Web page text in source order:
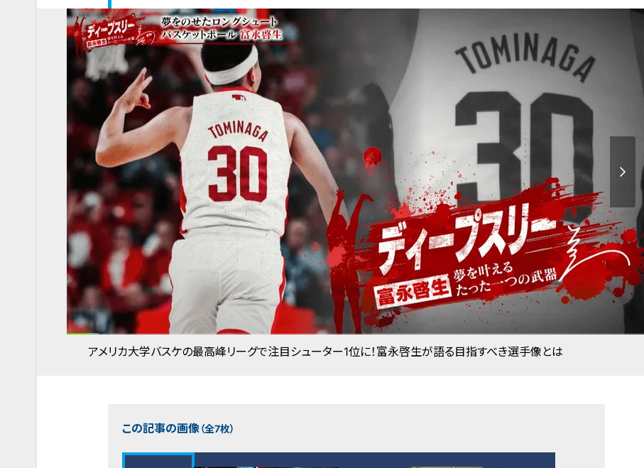
アメリカ大学バスケの最高峰リーグで注目シューター1位に！富永啓生が語る目指すべき選手像とは
この記事の画像（全7枚）